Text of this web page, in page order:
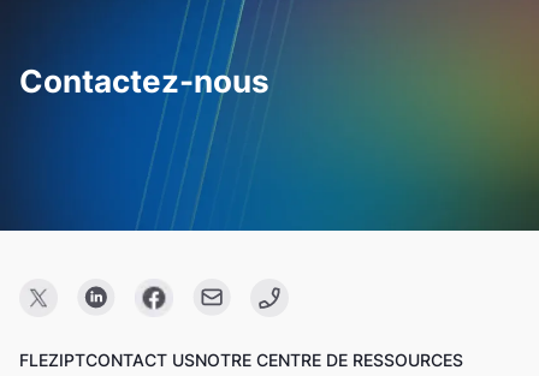
Contactez-nous
FLEZIPTCONTACT USNOTRE CENTRE DE RESSOURCES